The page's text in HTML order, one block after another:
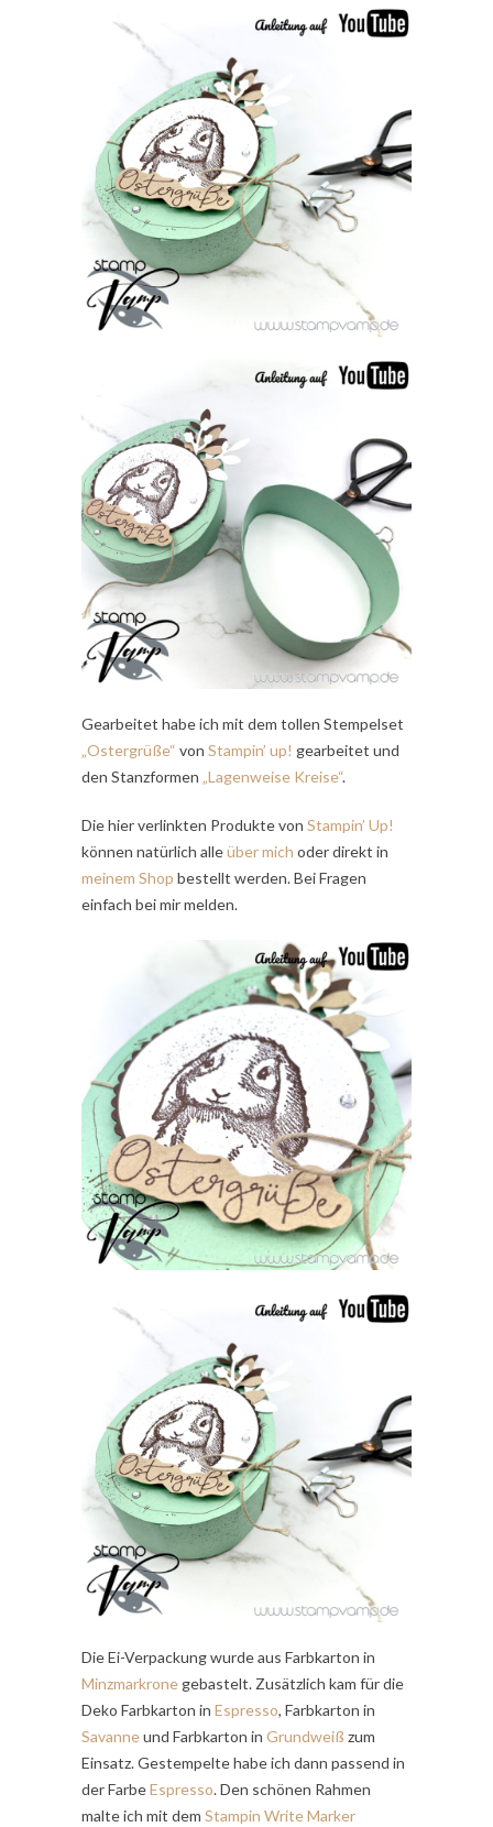
Gearbeitet habe ich mit dem tollen Stempelset
„Ostergrüße“ von Stampin’ up! gearbeitet und
den Stanzformen „Lagenweise Kreise“.
Die hier verlinkten Produkte von Stampin’ Up!
können natürlich alleüber mich oder direkt in
meinem Shop bestellt werden. Bei Fragen
einfach bei mir melden.
Die Ei-Verpackung wurde aus Farbkarton in
Minzmarkrone gebastelt. Zusätzlich kam für die
Deko Farbkarton in Espresso, Farbkarton in
Savanneund Farbkarton in Grundweiß zum
Einsatz. Gestempelte habe ich dann passend in
der FarbeEspresso. Den schönen Rahmen
malte ich mit dem Stampin Write Marker